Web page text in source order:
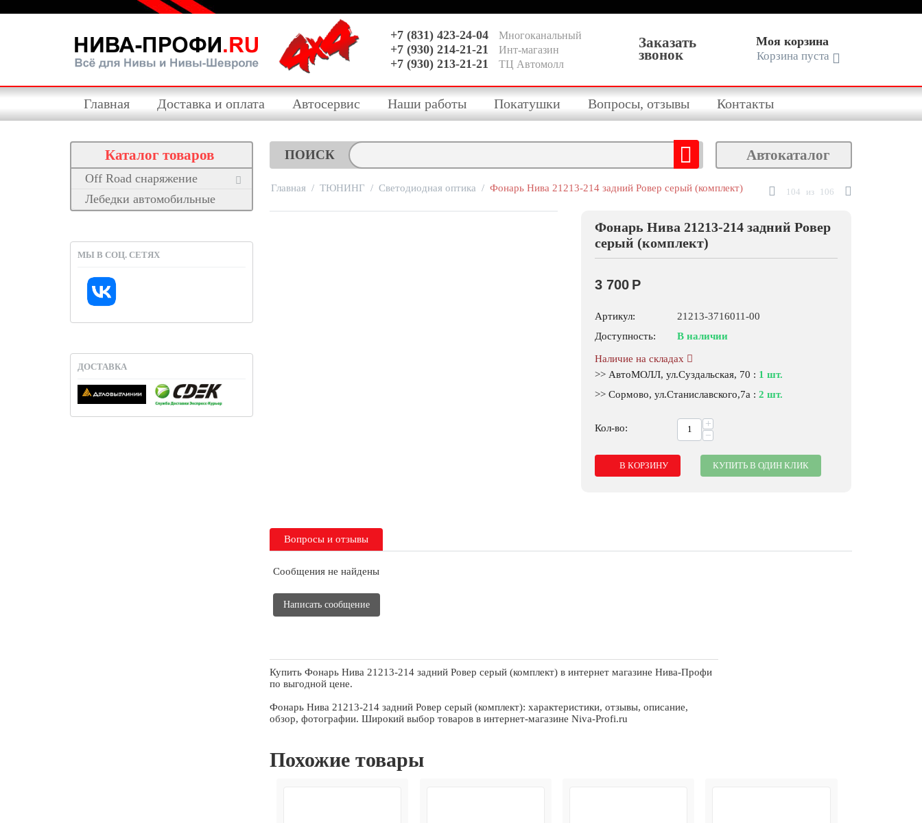
+7 (831) 423-24-04 Многоканальный
+7 (930) 214-21-21 Инт-магазин
+7 (930) 213-21-21 ТЦ Автомолл
Заказать
звонок
Моя корзина
Корзина пуста
Главная Доставка и оплата Автосервис Наши работы Покатушки Вопросы, отзывы Контакты
Каталог товаров
Off Road снаряжение
Лебедки автомобильные
МЫ В СОЦ. СЕТЯХ
ДОСТАВКА
ПОИСК Автокаталог
Главная / ТЮНИНГ / Светодиодная оптика / Фонарь Нива 21213-214 задний Ровер серый (комплект) 104 из 106
Фонарь Нива 21213-214 задний Ровер
серый (комплект)
3 700 Р
Артикул:
21213-3716011-00
Доступность:
В наличии
Наличие на складах
>> АвтоМОЛЛ, ул.Суздальская, 70 : 1 шт.
>> Сормово, ул.Станиславского,7а :2 шт.
Кол-во:
+
−
В КОРЗИНУ КУПИТЬ В ОДИН КЛИК
Вопросы и отзывы
Сообщения не найдены
Написать сообщение
Купить Фонарь Нива 21213-214 задний Ровер серый (комплект) в интернет магазине Нива-Профи
по выгодной цене.
Фонарь Нива 21213-214 задний Ровер серый (комплект): характеристики, отзывы, описание,
обзор, фотографии. Широкий выбор товаров в интернет-магазине Niva-Profi.ru
Похожие товары